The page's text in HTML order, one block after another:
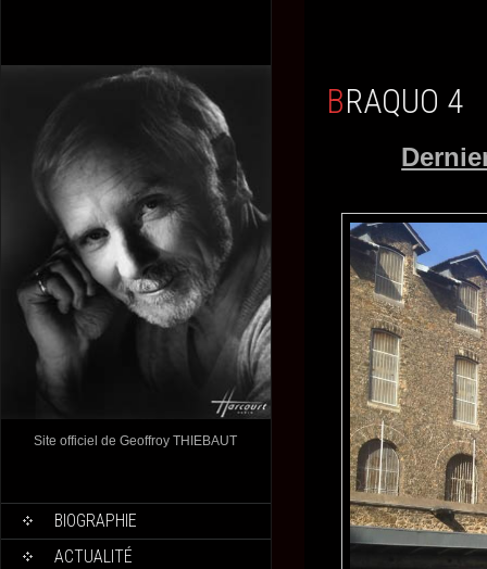
Site officiel de Geoffroy THIEBAUT
BIOGRAPHIE
ACTUALITÉ
BRAQUO 4